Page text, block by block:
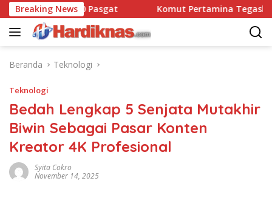
Langsung
ke
konten
Breaking News
90 Pasgat Komut Pertamina Tegaskan
Beranda Teknologi
Teknologi
Bedah Lengkap 5 Senjata Mutakhir
Biwin Sebagai Pasar Konten
Kreator 4K Profesional
Syita Cokro
November 14, 2025